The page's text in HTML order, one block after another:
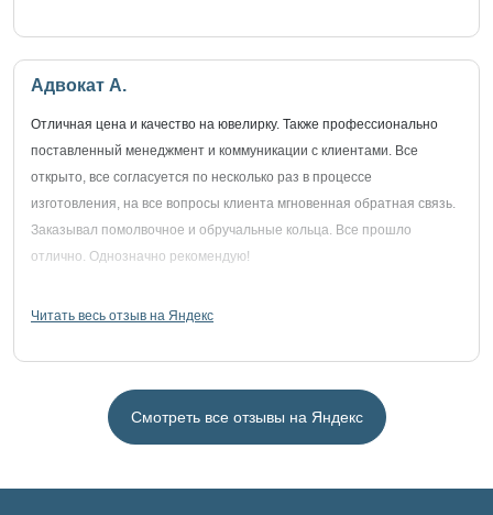
Адвокат А.
Отличная цена и качество на ювелирку. Также профессионально
поставленный менеджмент и коммуникации с клиентами. Все
открыто, все согласуется по несколько раз в процессе
изготовления, на все вопросы клиента мгновенная обратная связь.
Заказывал помолвочное и обручальные кольца. Все прошло
отлично. Однозначно рекомендую!
Читать весь отзыв на Яндекс
Смотреть все отзывы на Яндекс